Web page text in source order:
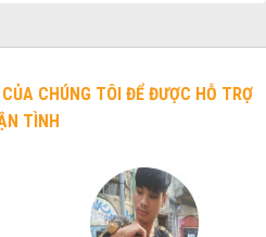
CHÚNG TÔI ĐỂ ĐƯỢC HỖ TRỢ
TÌNH